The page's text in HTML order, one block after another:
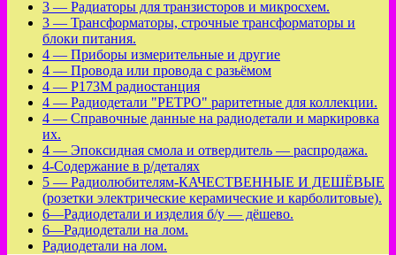
3 — Радиаторы для транзисторов и микросхем.
3 — Трансформаторы, строчные трансформаторы и
блоки питания.
4 — Приборы измерительные и другие
4 — Провода или провода с разьёмом
4 — Р173М радиостанция
4 — Радиодетали "РЕТРО" раритетные для коллекции.
4 — Справочные данные на радиодетали и маркировка
их.
4 — Эпоксидная смола и отвердитель — распродажа.
4-Содержание в р/деталях
5 — Радиолюбителям-КАЧЕСТВЕННЫЕ И ДЕШЁВЫЕ
(розетки электрические керамические и карболитовые).
6—Радиодетали и изделия б/у — дёшево.
6—Радиодетали на лом.
Радиодетали на лом.